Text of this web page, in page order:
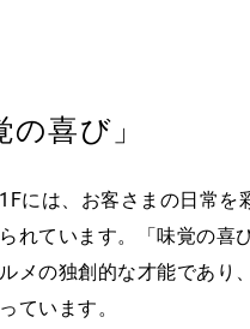
喜び」
には、お客さまの日常を
れています。「味覚の喜
メの独創的な才能であり
ています。